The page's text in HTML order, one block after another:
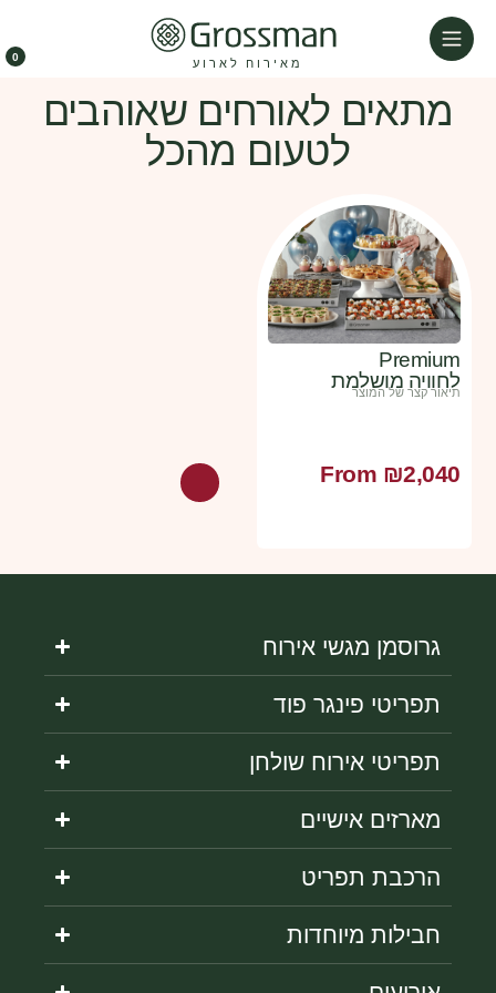
מאירוח לארוע 0
מתאים לאורחים שאוהבים
לטעום מהכל
Premium
לחוויה מושלמת
תיאור קצר של המוצר
From ₪2,040
גרוסמן מגשי אירוח
תפריטי פינגר פוד
תפריטי אירוח שולחן
מארזים אישיים
הרכבת תפריט
חבילות מיוחדות